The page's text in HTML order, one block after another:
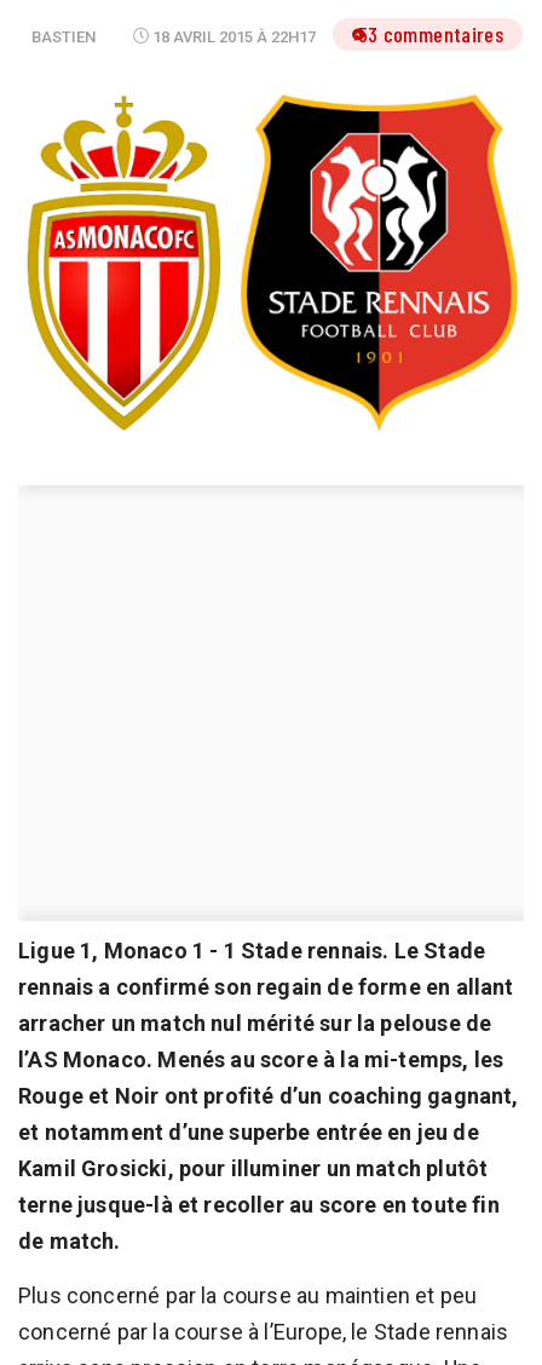
BASTIEN 18 AVRIL 2015 À 22H17 53 commentaires
Ligue 1, Monaco 1 - 1 Stade rennais. Le Stade
rennais a confirmé son regain de forme en allant
arracher un match nul mérité sur la pelouse de
l’AS Monaco. Menés au score à la mi-temps, les
Rouge et Noir ont profité d’un coaching gagnant,
et notamment d’une superbe entrée en jeu de
Kamil Grosicki, pour illuminer un match plutôt
terne jusque-là et recoller au score en toute fin
de match.
Plus concerné par la course au maintien et peu
concerné par la course à l’Europe, le Stade rennais